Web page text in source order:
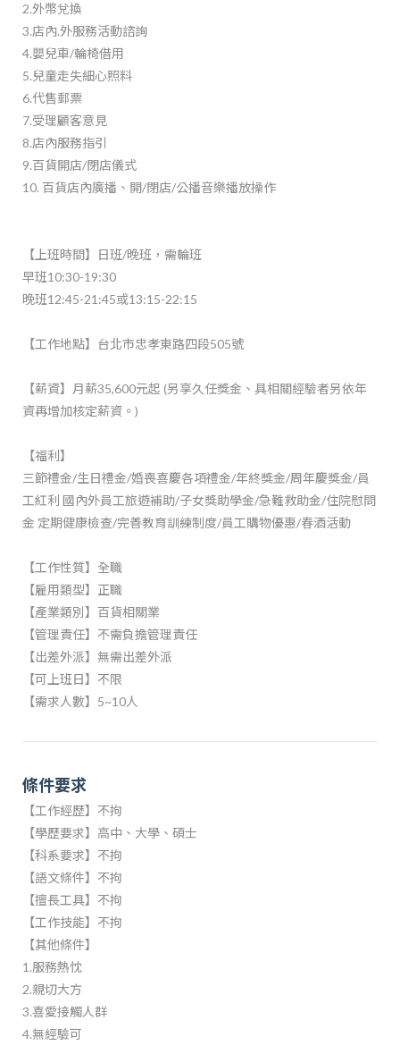
2.外幣兌換
3.店內.外服務活動諮詢
4.嬰兒車/輪椅借用
5.兒童走失細心照料
6.代售郵票
7.受理顧客意見
8.店內服務指引
9.百貨開店/閉店儀式
10. 百貨店內廣播、開/閉店/公播音樂播放操作
【上班時間】日班/晚班，需輪班
早班10:30-19:30
晚班12:45-21:45或13:15-22:15
【工作地點】台北市忠孝東路四段505號
【薪資】月薪35,600元起 (另享久任獎金、具相關經驗者另依年
資再增加核定薪資。)
【福利】
三節禮金/生日禮金/婚喪喜慶各項禮金/年終獎金/周年慶獎金/員
工紅利 國內外員工旅遊補助/子女獎助學金/急難救助金/住院慰問
金 定期健康檢查/完善教育訓練制度/員工購物優惠/春酒活動
【工作性質】全職
【雇用類型】正職
【產業類別】百貨相關業
【管理責任】不需負擔管理責任
【出差外派】無需出差外派
【可上班日】不限
【需求人數】5~10人
條件要求
【工作經歷】不拘
【學歷要求】高中、大學、碩士
【科系要求】不拘
【語文條件】不拘
【擅長工具】不拘
【工作技能】不拘
【其他條件】
1.服務熱忱
2.親切大方
3.喜愛接觸人群
4.無經驗可